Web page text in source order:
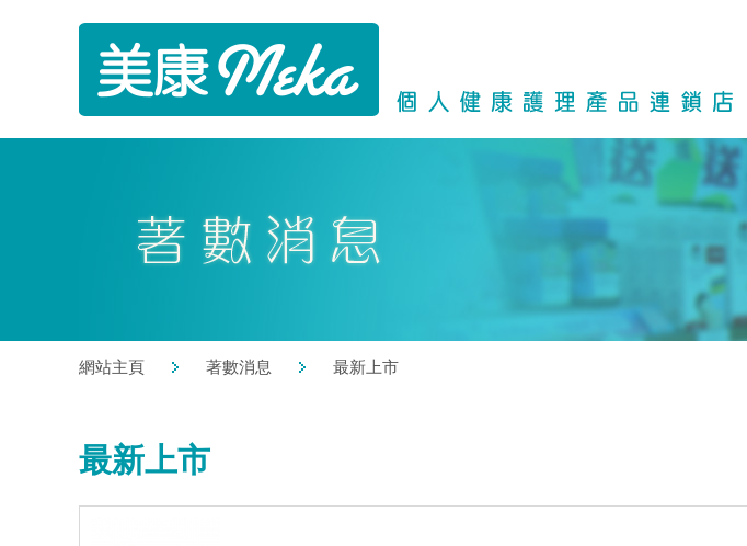
網站主頁 著數消息 最新上市
最新上市